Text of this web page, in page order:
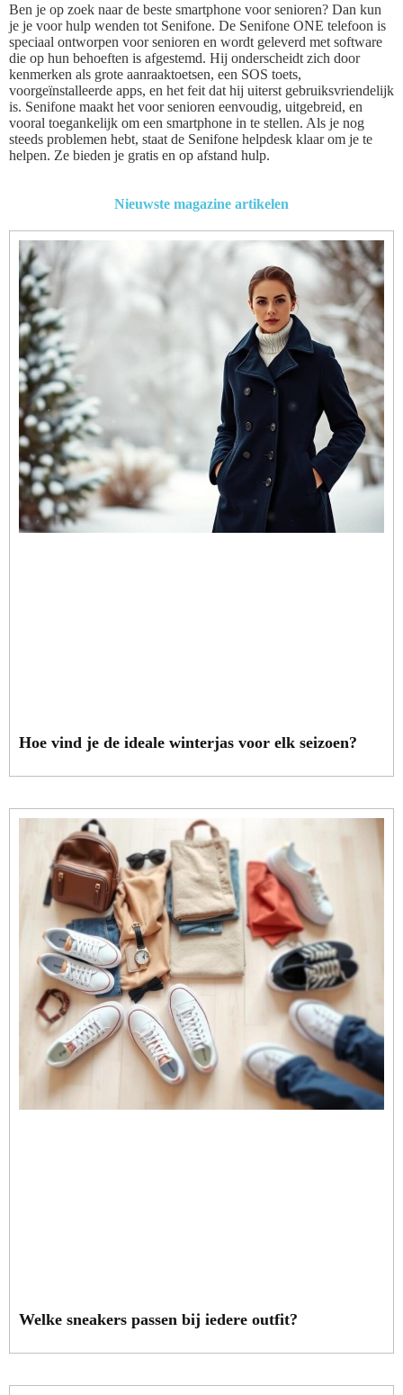
Ben je op zoek naar de beste smartphone voor senioren? Dan kun
je je voor hulp wenden tot Senifone. De Senifone ONE telefoon is
speciaal ontworpen voor senioren en wordt geleverd met software
die op hun behoeften is afgestemd. Hij onderscheidt zich door
kenmerken als grote aanraaktoetsen, een SOS toets,
voorgeïnstalleerde apps, en het feit dat hij uiterst gebruiksvriendelijk
is. Senifone maakt het voor senioren eenvoudig, uitgebreid, en
vooral toegankelijk om een smartphone in te stellen. Als je nog
steeds problemen hebt, staat de Senifone helpdesk klaar om je te
helpen. Ze bieden je gratis en op afstand hulp.
Nieuwste magazine artikelen
Hoe vind je de ideale winterjas voor elk seizoen?
Welke sneakers passen bij iedere outfit?